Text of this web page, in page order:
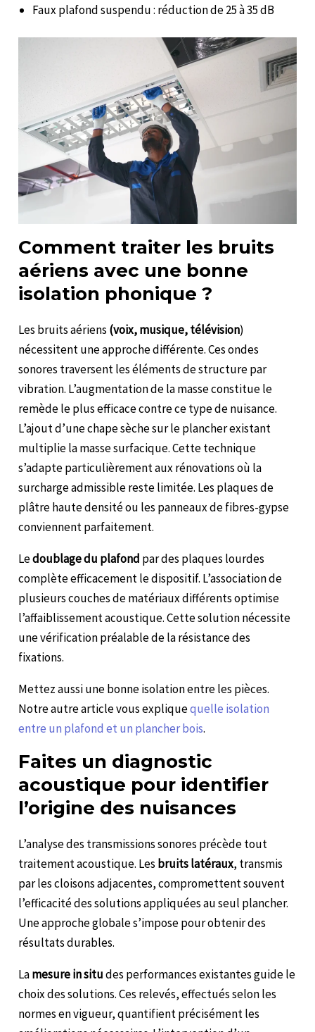
Faux plafond suspendu : réduction de 25 à 35 dB
Comment traiter les bruits
aériens avec une bonne
isolation phonique ?
Les bruits aériens (voix, musique,télévision)
nécessitent une approche différente. Ces ondes
sonores traversent les éléments de structure par
vibration. L’augmentation de la masse constitue le
remède le plus efficace contre ce type de nuisance.
L’ajout d’une chape sèche sur le plancher existant
multiplie la masse surfacique. Cette technique
s’adapte particulièrement aux rénovations où la
surcharge admissible reste limitée. Les plaques de
plâtre haute densité ou les panneaux de fibres-gypse
conviennent parfaitement.
Ledoublage du plafond par des plaques lourdes
complète efficacement le dispositif. L’association de
plusieurs couches de matériaux différents optimise
l’affaiblissement acoustique. Cette solution nécessite
une vérification préalable de la résistance des
fixations.
Mettez aussi une bonne isolation entre les pièces.
Notre autre article vous expliquequelle isolation
entre un plafond et un plancher bois.
Faites un diagnostic
acoustique pour identifier
l’origine des nuisances
L’analyse des transmissions sonores précède tout
traitement acoustique. Les bruits latéraux, transmis
par les cloisons adjacentes, compromettent souvent
l’efficacité des solutions appliquées au seul plancher.
Une approche globale s’impose pour obtenir des
résultats durables.
Lamesure in situdes performances existantes guide le
choix des solutions. Ces relevés, effectués selon les
normes en vigueur, quantifient précisément les